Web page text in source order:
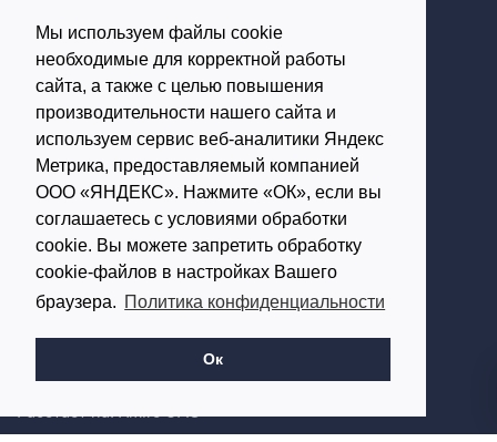
Мы используем файлы cookie
необходимые для корректной работы
сайта, а также с целью повышения
производительности нашего сайта и
используем сервис веб-аналитики Яндекс
Метрика, предоставляемый компанией
ООО «ЯНДЕКС». Нажмите «ОК», если вы
соглашаетесь с условиями обработки
cookie. Вы можете запретить обработку
cookie-файлов в настройках Вашего
браузера. Политика конфиденциальности
Ок
Согласие на обработку персональных данных
© Использование материалов возможно только с
письменного разрешения администрации портала
Редакция портала:
Обратиться в Макс
Обратиться в Телеграм
614002, г.Пермь,
ул. Чернышевского, д.28,